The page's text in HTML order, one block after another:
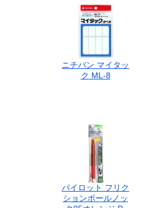
ニチバン マイタッ
ク ML-8
パイロット フリク
ションボールノッ